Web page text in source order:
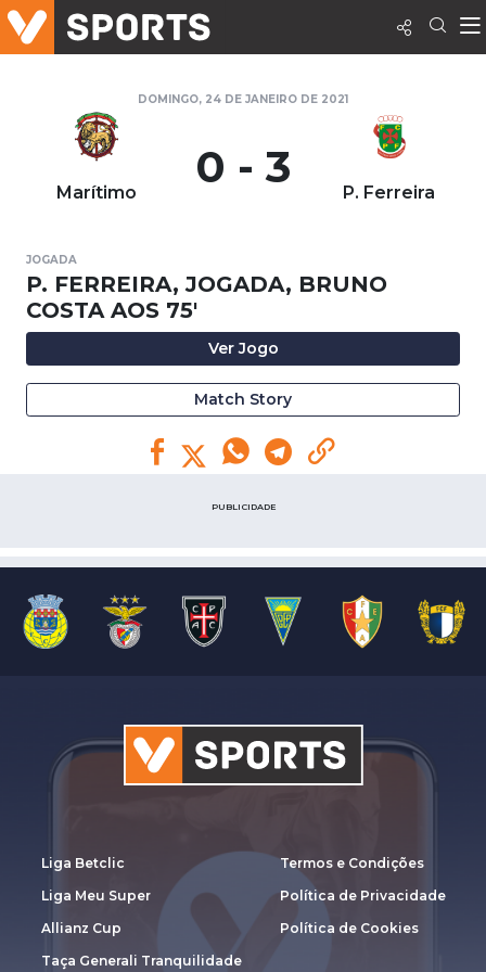
DOMINGO, 24 DE JANEIRO DE 2021
Marítimo 0 - 3 P. Ferreira
JOGADA
P. FERREIRA, JOGADA, BRUNO
COSTA AOS 75'
Ver Jogo
Match Story
PUBLICIDADE
Liga Betclic
Liga Meu Super
Allianz Cup
Taça Generali Tranquilidade
Termos e Condições
Política de Privacidade
Política de Cookies